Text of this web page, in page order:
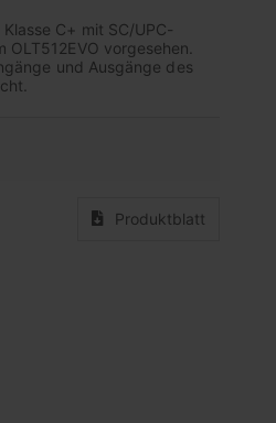
C+ mit SC/UPC-
vorgesehen.
und Ausgänge des
Produktblatt